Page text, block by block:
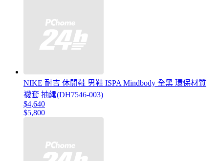
NIKE 耐吉 休閒鞋 男鞋 ISPA Mindbody 全黑 環保材質
襪套 抽繩(DH7546-003)
$4,640
$5,800